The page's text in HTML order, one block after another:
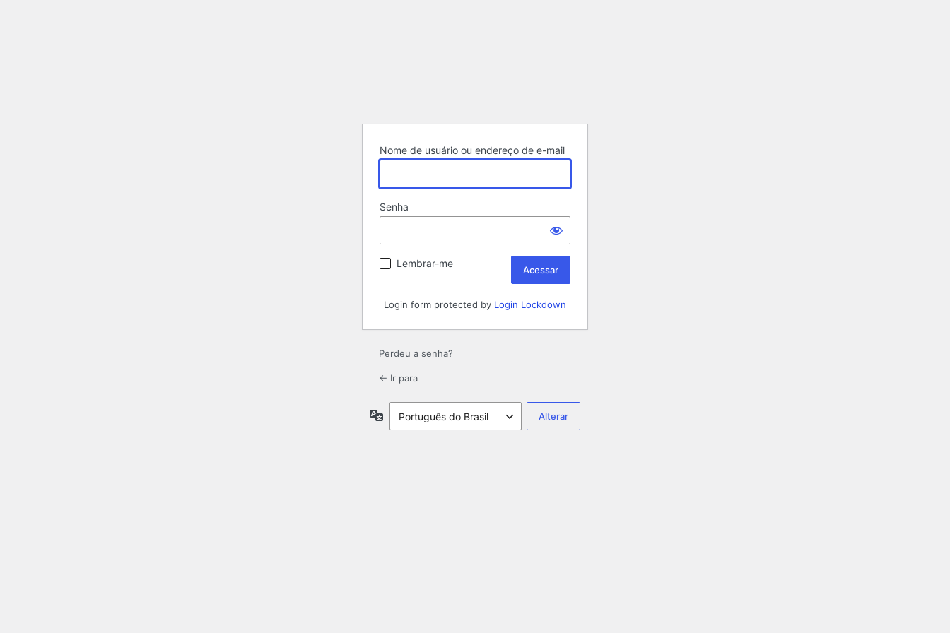
Nome de usuário ou endereço de e-mail
Senha
Lembrar-me
Login form protected by Login Lockdown
Perdeu a senha?
← Ir para
Idioma